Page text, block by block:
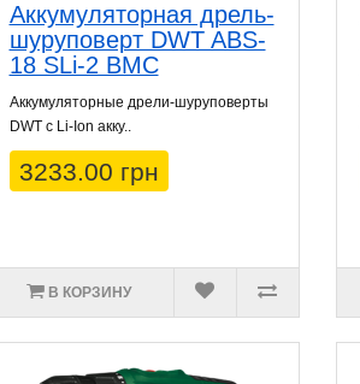
Аккумуляторная дрель-
шуруповерт DWT ABS-
18 SLi-2 BMC
Аккумуляторные дрели-шуруповерты
DWT с Li-Ion акку..
3233.00 грн
В КОРЗИНУ